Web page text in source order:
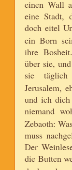
einen Wall
eine Stadt,
doch eitel
ein Born
ihre
über sie,
sie
Jerusalem,
und ich dich
niemand
Zebaoth:
muss
Der
die Butten